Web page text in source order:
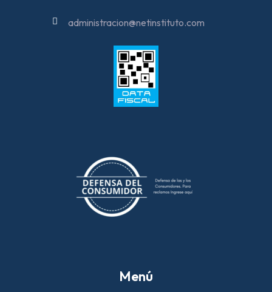
administracion@netinstituto.com
Menú